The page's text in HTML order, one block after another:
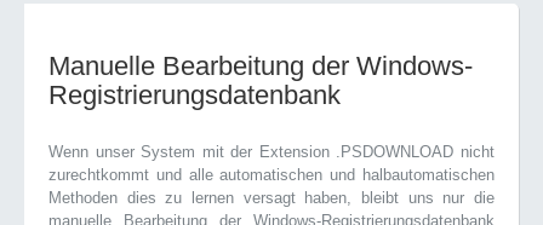
Manuelle Bearbeitung der Windows-
Registrierungsdatenbank
Wenn unser System mit der Extension .PSDOWNLOAD nicht
zurechtkommt und alle automatischen und halbautomatischen
Methoden dies zu lernen versagt haben, bleibt uns nur die
manuelle Bearbeitung der Windows-Registrierungsdatenbank